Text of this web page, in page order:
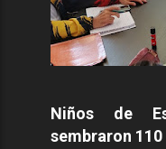
Niños de
sembraron